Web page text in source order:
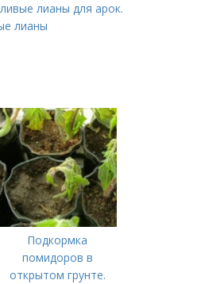
лианы для арок.
лианы
Подкормка
помидоров в
открытом грунте.